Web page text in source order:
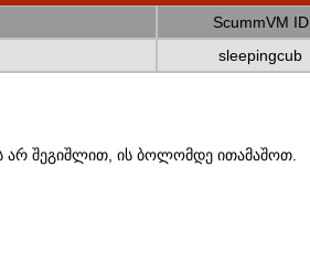
ScummVM ID
sleepingcub
არ შეგიშლით, ის ბოლომდე ითამაშოთ.